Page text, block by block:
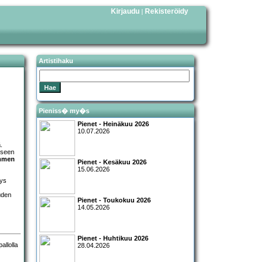
Kirjaudu | Rekisteröidy
Artistihaku
Pieniss� my�s
Pienet - Heinäkuu 2026
10.07.2026
Pienet - Kesäkuu 2026
15.06.2026
Pienet - Toukokuu 2026
14.05.2026
Pienet - Huhtikuu 2026
28.04.2026